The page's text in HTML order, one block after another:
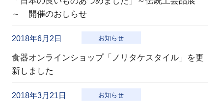
～ 開催のおしらせ
2018年6月2日 お知らせ
食器オンラインショップ「ノリタケスタイル」を更
新しました
2018年3月21日 お知らせ